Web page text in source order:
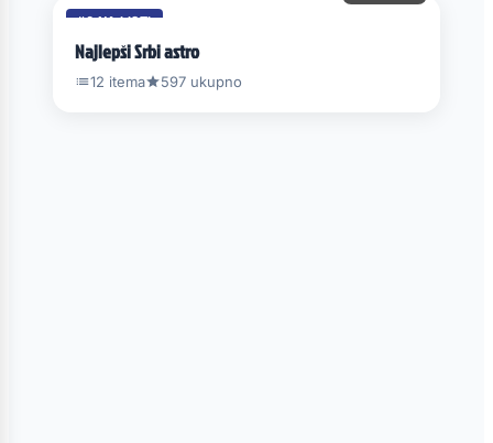
#6 NA LISTI
Najlepši Srbi astro
12 itema 597 ukupno